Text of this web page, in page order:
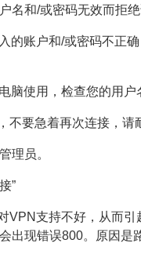
名和/或密码无效而拒绝
的账户和/或密码不正
脑使用，检查您的用户
不要急着再次连接，请
理员。
”
VPN支持不好，从而
出现错误800。原因是